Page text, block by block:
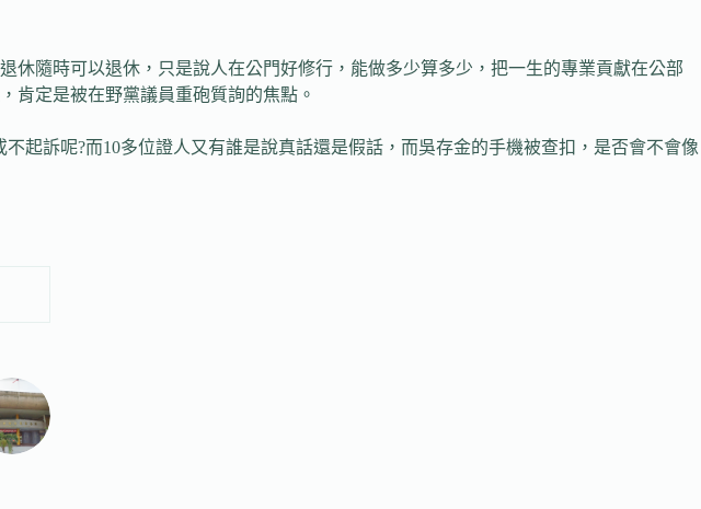
隨時可以退休，只是說人在公門好修行，能做多少算多少，把一生的專業貢獻在公部
肯定是被在野黨議員重砲質詢的焦點。
起訴呢?而10多位證人又有誰是說真話還是假話，而吳存金的手機被查扣，是否會不會像